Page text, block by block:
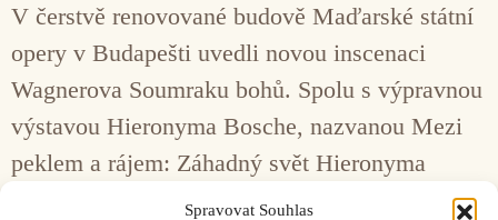
Spravovat Souhlas
V čerstvě renovované budově Maďarské státní
opery v Budapešti uvedli novou inscenaci
Wagnerova Soumraku bohů. Spolu s výpravnou
výstavou Hieronyma Bosche, nazvanou Mezi
peklem a rájem: Záhadný svět Hieronyma
Bosche, v tamějším Muzeu krásných umění to